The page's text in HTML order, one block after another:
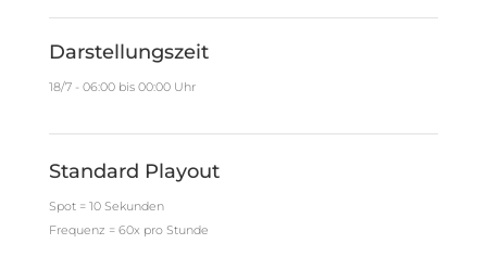
Darstellungszeit
18/7 - 06:00 bis 00:00 Uhr
Standard Playout
Spot = 10 Sekunden
Frequenz = 60x pro Stunde